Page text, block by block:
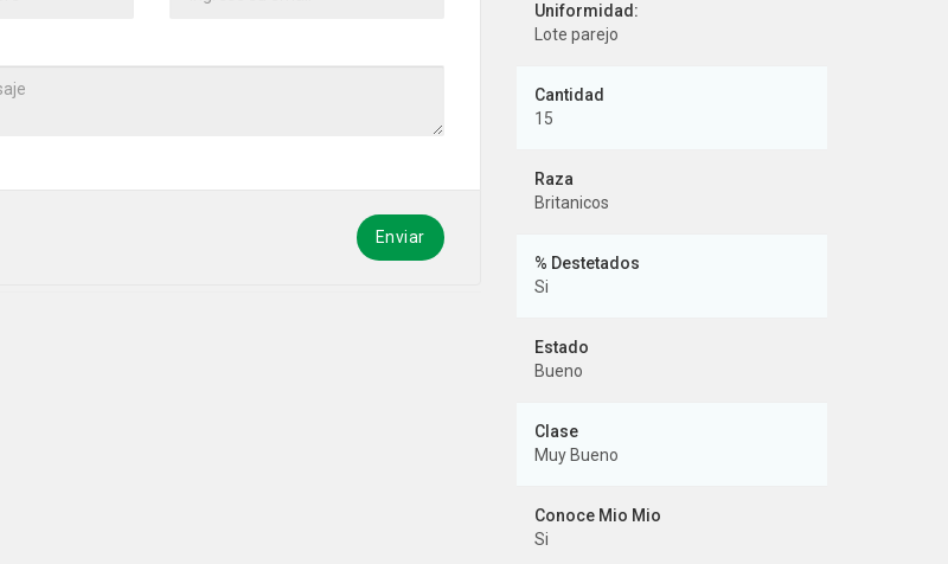
Enviar
Uniformidad:
Lote parejo
15
Britanicos
% Destetados
Si
Bueno
Clase
Muy Bueno
Conoce Mio Mio
Si